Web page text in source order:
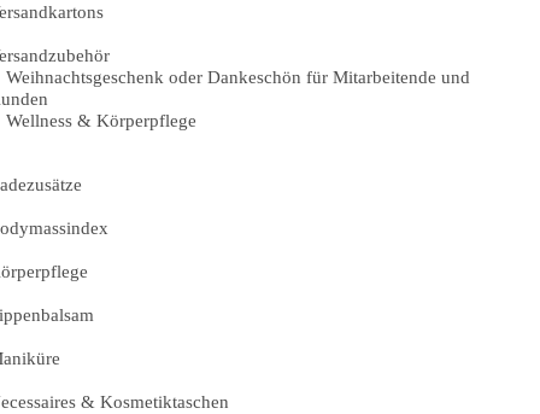
Weihnachtsgeschenk oder Dankeschön für Mitarbeitende und
Wellness & Körperpflege
& Kosmetiktaschen